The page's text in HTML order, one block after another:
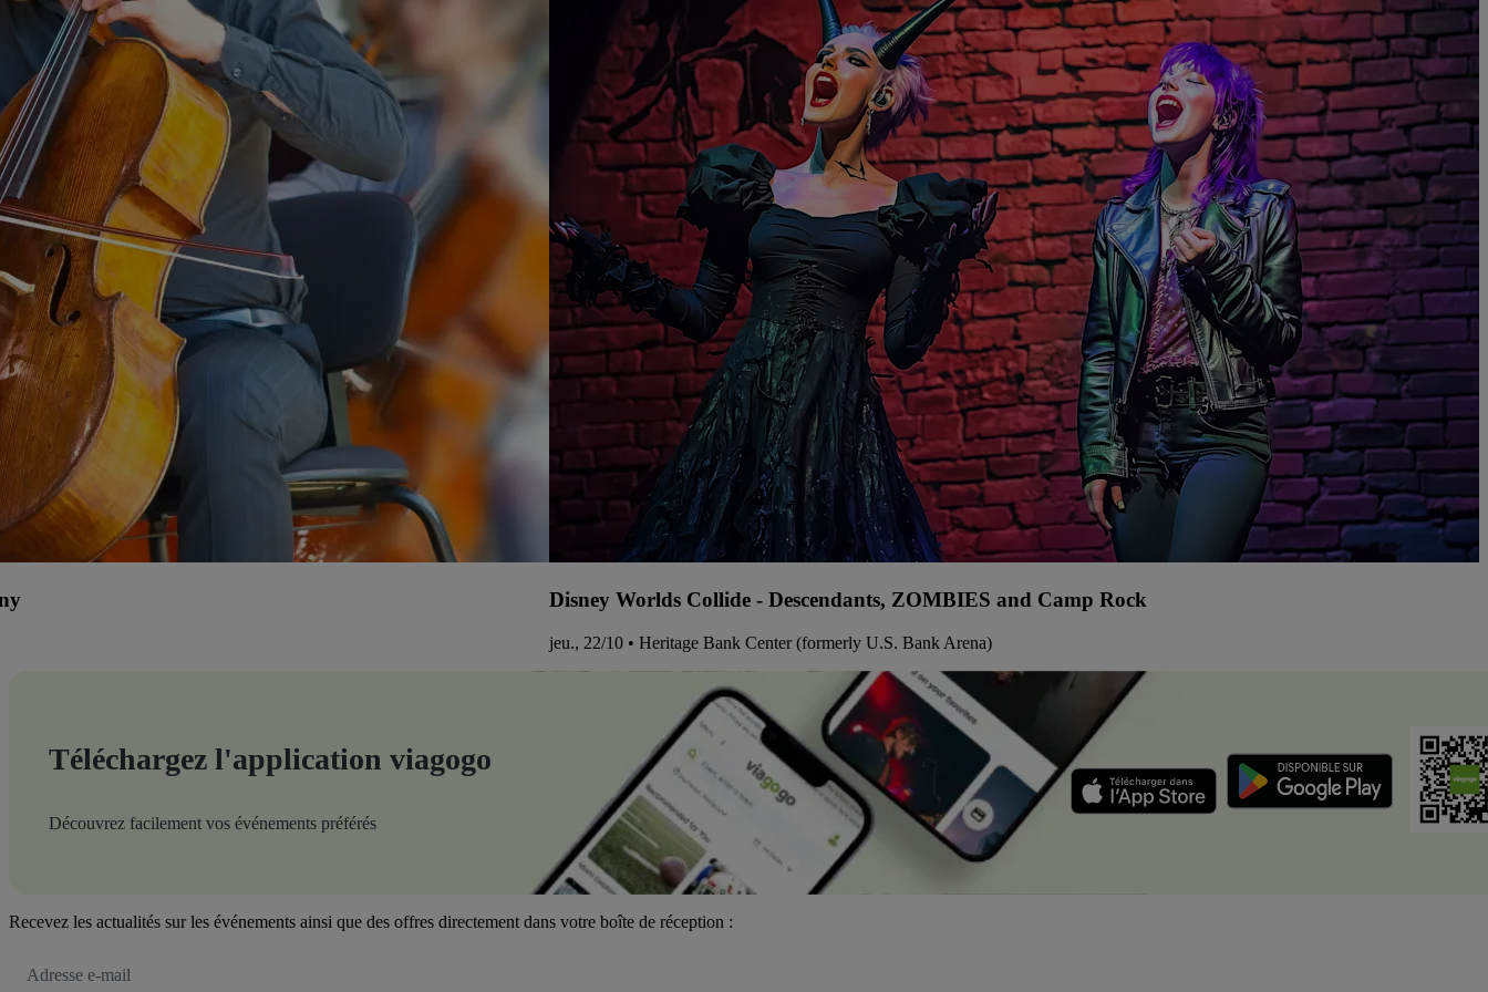
Disney Worlds Collide - Descendants, ZOMBIES and Camp Rock
jeu., 22/10 • Heritage Bank Center (formerly U.S. Bank Arena)
Téléchargez l'application viagogo
Découvrez facilement vos événements préférés
Recevez les actualités sur les événements ainsi que des offres directement dans votre boîte de réception :
e-